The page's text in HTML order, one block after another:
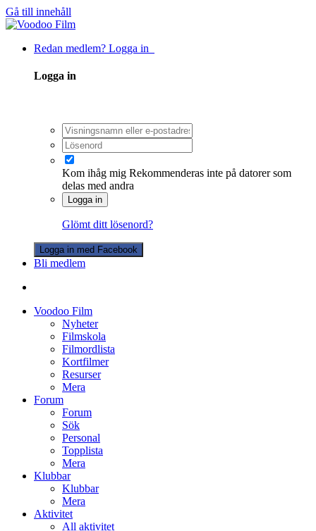
Gå till innehåll
Redan medlem? Logga in
Logga in
Kom ihåg mig Rekommenderas inte på datorer som
delas med andra
Logga in
Glömt ditt lösenord?
Logga in med Facebook
Bli medlem
Voodoo Film
Nyheter
Filmskola
Filmordlista
Kortfilmer
Resurser
Mera
Forum
Forum
Sök
Personal
Topplista
Mera
Klubbar
Klubbar
Mera
Aktivitet
All aktivitet